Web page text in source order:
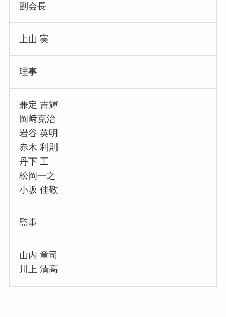
副会長
上山 実
理事
兼定 吉輝
岡﨑克治
岩谷 英明
赤木 利則
丹下 工
松岡一之
小坂 佳敬
監事
山内 章司
川上 清高